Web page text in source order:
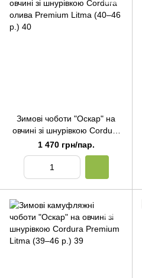
Зимові чоботи "Оскар" на
овчині зі шнурівкою Cordura
олива Premium Litma (40–46
р.) 40
1 470 грн/пар.